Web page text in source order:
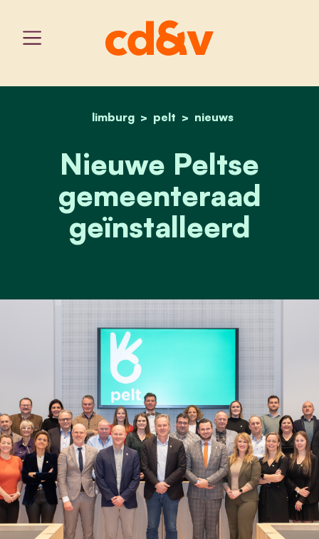
home
limburg pelt nieuws
nieuwe peltse
Nieuwe Peltse
gemeenteraad
geïnstalleerd